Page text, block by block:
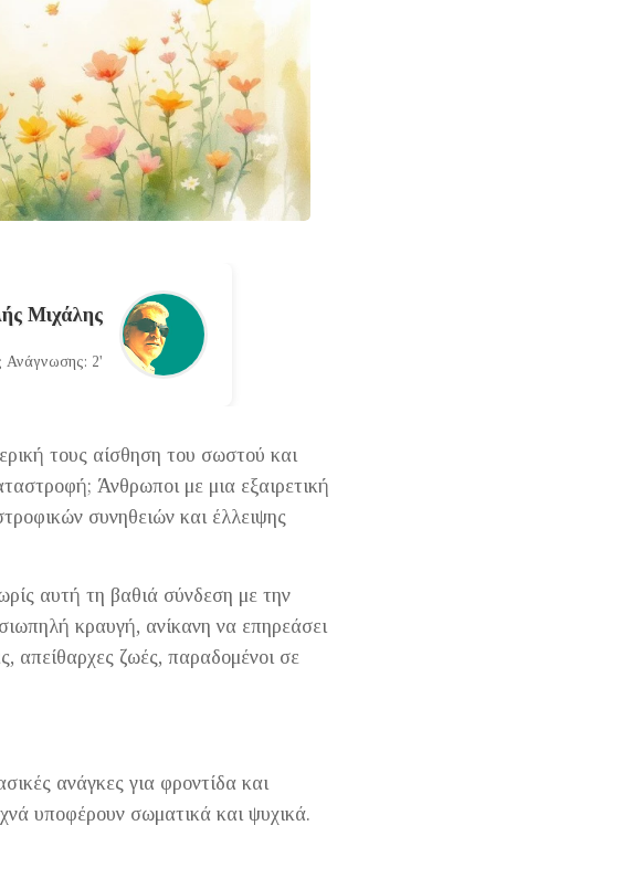
Μιχάλης
Ανάγνωσης: 2'
τους αίσθηση του σωστού και
Άνθρωποι με μια εξαιρετική
συνηθειών και έλλειψης
αυτή τη βαθιά σύνδεση με την
κραυγή, ανίκανη να επηρεάσει
απείθαρχες ζωές, παραδομένοι σε
ανάγκες για φροντίδα και
υποφέρουν σωματικά και ψυχικά.